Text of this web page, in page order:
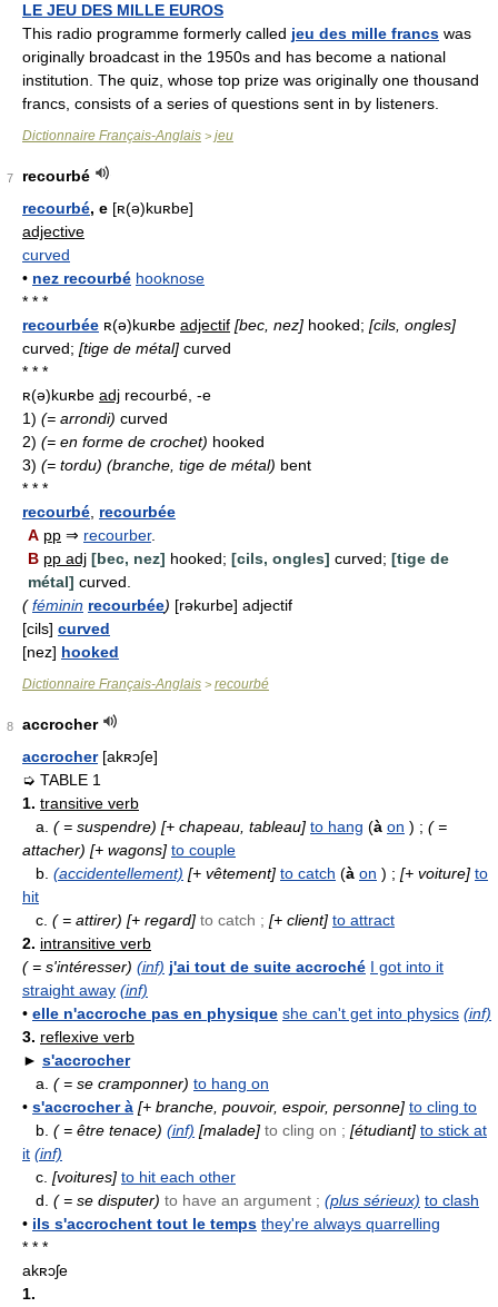
LE JEU DES MILLE EUROS
This radio programme formerly called jeu des mille francs was
originally broadcast in the 1950s and has become a national
institution. The quiz, whose top prize was originally one thousand
francs, consists of a series of questions sent in by listeners.
Dictionnaire Français-Anglais > jeu
7
recourbé
recourbé, e [ʀ(ə)kuʀbe]
adjective
curved
• nez recourbé hooknose
* * *
recourbée ʀ(ə)kuʀbe adjectif [bec, nez] hooked; [cils, ongles]
curved; [tige de métal] curved
* * *
ʀ(ə)kuʀbe adj recourbé, -e
1) (= arrondi) curved
2) (= en forme de crochet) hooked
3) (= tordu) (branche, tige de métal) bent
* * *
recourbé recourbée
A pp ⇒ recourber.
B pp adj [bec, nez] hooked; [cils, ongles] curved; [tige de
métal] curved.
( féminin recourbée) [rəkurbe] adjectif
[cils] curved
[nez] hooked
Dictionnaire Français-Anglais > recourbé
8
accrocher
accrocher[akʀɔ∫e]
➭ TABLE 1
1. transitive verb
a. ( = suspendre) [+ chapeau, tableau] to hang (à on ) ; ( =
attacher) [+ wagons] to couple
b. (accidentellement) [+ vêtement] to catch (à on ) ; [+ voiture] to
hit
c. ( = attirer) [+ regard] to catch ; [+ client] to attract
2. intransitive verb
( = s'intéresser) (inf) j'ai tout de suite accroché I got into it
straight away (inf)
• elle n'accroche pas en physique she can't get into physics (inf)
3. reflexive verb
► s'accrocher
a. ( = se cramponner) to hang on
• s'accrocher à [+ branche, pouvoir, espoir, personne] to cling to
b. ( = être tenace) (inf) [malade] to cling on ; [étudiant] to stick at
it (inf)
c. [voitures] to hit each other
d. ( = se disputer) to have an argument ; (plus sérieux) to clash
• ils s'accrochent tout le temps they're always quarrelling
* * *
akʀɔʃe
1.